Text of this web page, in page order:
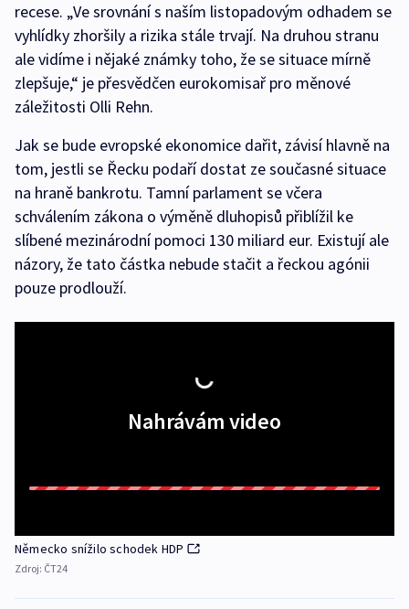
recese. „Ve srovnání s naším listopadovým odhadem se
vyhlídky zhoršily a rizika stále trvají. Na druhou stranu
ale vidíme i nějaké známky toho, že se situace mírně
zlepšuje,“ je přesvědčen eurokomisař pro měnové
záležitosti Olli Rehn.
Jak se bude evropské ekonomice dařit, závisí hlavně na
tom, jestli se Řecku podaří dostat ze současné situace
na hraně bankrotu. Tamní parlament se včera
schválením zákona o výměně dluhopisů přiblížil ke
slíbené mezinárodní pomoci 130 miliard eur. Existují ale
názory, že tato částka nebude stačit a řeckou agónii
pouze prodlouží.
Nahrávám video
Německo snížilo schodek HDP
Zdroj: ČT24